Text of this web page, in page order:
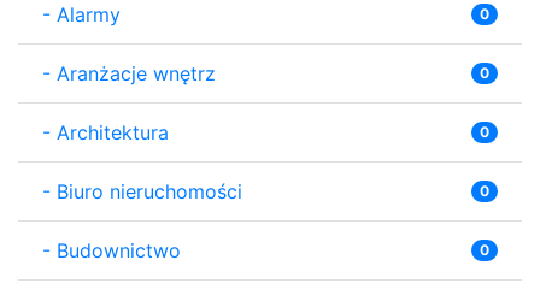
- Alarmy 0
- Aranżacje wnętrz 0
- Architektura 0
- Biuro nieruchomości 0
- Budownictwo 0